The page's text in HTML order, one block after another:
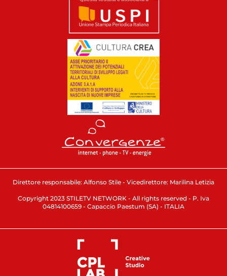
Direttore responsabile: Alfonso Stile - Vicedirettore: Marilina Letizia
Copyright 2023 STILETV NETWORK - All rights reserved - P. Iva
04814100659 - Capaccio Paestum (SA) - ITALIA